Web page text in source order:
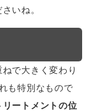
いね。
で大きく変わり
も特別なもので
ートメントの位